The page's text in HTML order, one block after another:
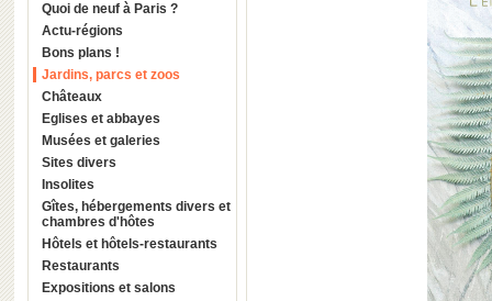
Quoi de neuf à Paris ?
Actu-régions
Bons plans !
Jardins, parcs et zoos
Châteaux
Eglises et abbayes
Musées et galeries
Sites divers
Insolites
Gîtes, hébergements divers et
chambres d'hôtes
Hôtels et hôtels-restaurants
Restaurants
Expositions et salons